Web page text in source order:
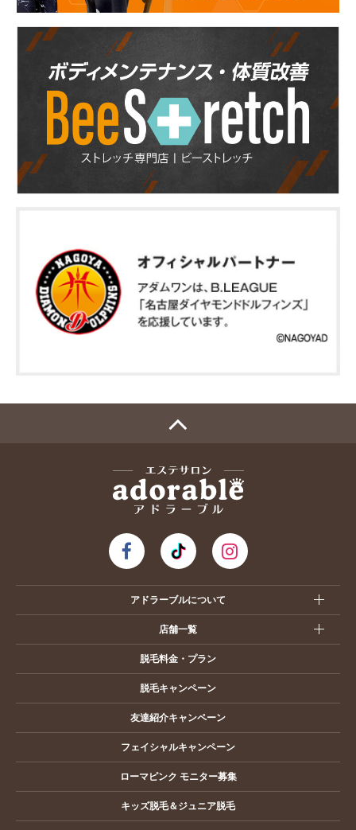
アドラーブルについて
店舗一覧
脱毛料金・プラン
脱毛キャンペーン
友達紹介キャンペーン
フェイシャルキャンペーン
ローマピンク モニター募集
キッズ脱毛＆ジュニア脱毛